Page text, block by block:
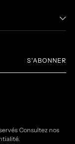
S'ABONNER
Consultez nos